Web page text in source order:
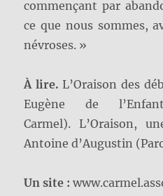
commençant par
ce que nous sommes,
névroses. »
À lire.L’Oraison des
Eugène de
Carmel). L’Oraison,
Antoine d’Augustin
Un site :